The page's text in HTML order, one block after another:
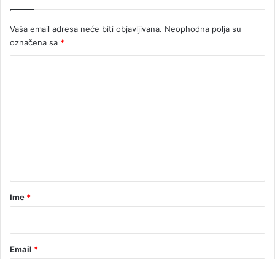
m
a
“
Vaša email adresa neće biti objavljivana. Neophodna polja su
označena sa *
rIme *
Email *